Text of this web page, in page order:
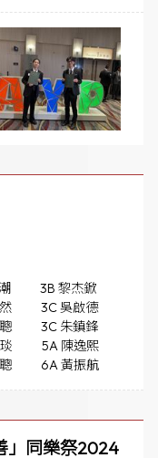
3B 黎杰鍁
3C 吳啟德
3C 朱鎮鋒
5A 陳逸熙
6A 黃振航
」同樂祭2024